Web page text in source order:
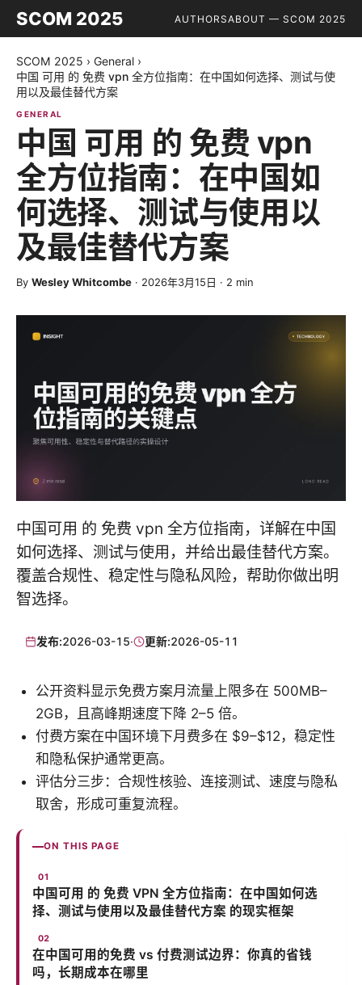
SCOM 2025 AUTHORSABOUT — SCOM 2025
SCOM 2025 › General ›
中国 可用 的 免费 vpn 全方位指南：在中国如何选择、测试与使
用以及最佳替代方案
GENERAL
中国 可用 的 免费 vpn
全方位指南：在中国如
何选择、测试与使用以
及最佳替代方案
By Wesley Whitcombe · 2026年3月15日 · 2 min
中国可用 的 免费 vpn 全方位指南，详解在中国
如何选择、测试与使用，并给出最佳替代方案。
覆盖合规性、稳定性与隐私风险，帮助你做出明
智选择。
发布:2026-03-15· 更新:2026-05-11
公开资料显示免费方案月流量上限多在 500MB–
2GB，且高峰期速度下降 2–5 倍。
付费方案在中国环境下月费多在 $9–$12，稳定性
和隐私保护通常更高。
评估分三步：合规性核验、连接测试、速度与隐私
取舍，形成可重复流程。
ON THIS PAGE
中国可用 的 免费 VPN 全方位指南：在中国如何选
择、测试与使用以及最佳替代方案 的现实框架
在中国可用的免费 vs 付费测试边界：你真的省钱
吗，长期成本在哪里